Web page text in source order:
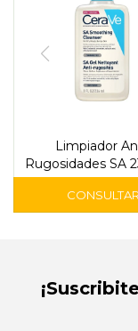
Limpiador
Rugosidades SA
CeraVe